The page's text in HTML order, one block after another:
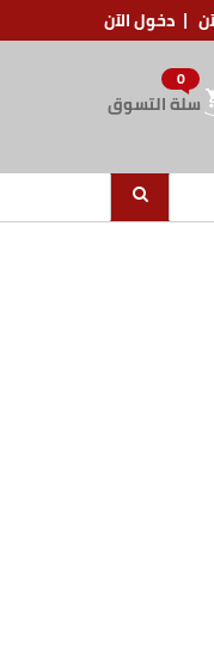
دخول الآن
سلة التسوق
0